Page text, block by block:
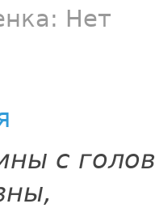
Нет
с